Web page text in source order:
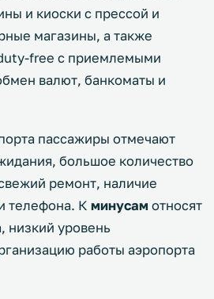
и киоски с прессой и
магазины, а также
free с приемлемыми
валют, банкоматы и
пассажиры отмечают
большое количество
ремонт, наличие
телефона. К минусам относят
низкий уровень
работы аэропорта